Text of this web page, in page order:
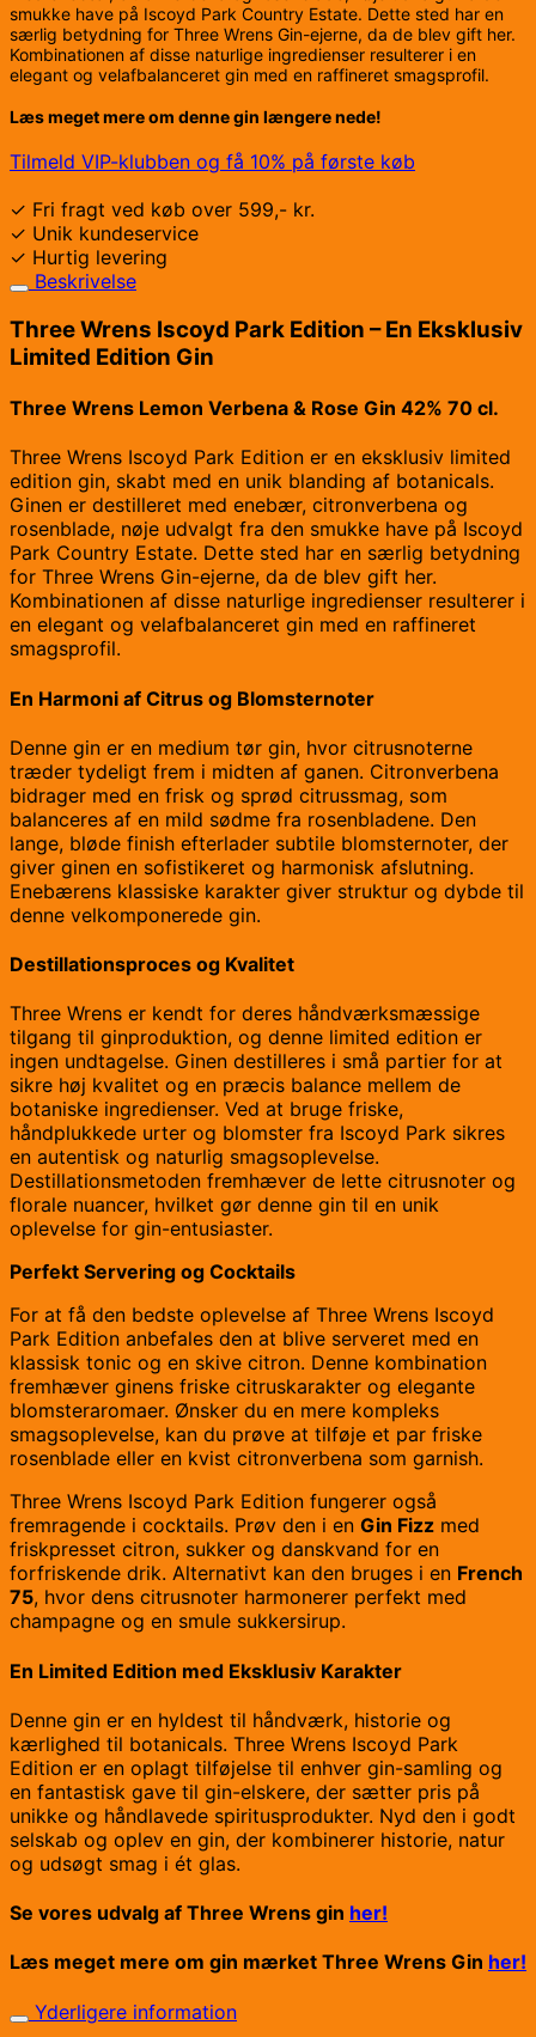
smukke have på Iscoyd Park Country Estate. Dette sted har en
særlig betydning for Three Wrens Gin-ejerne, da de blev gift her.
Kombinationen af disse naturlige ingredienser resulterer i en
elegant og velafbalanceret gin med en raffineret smagsprofil.
Læs meget mere om denne gin længere nede!
Tilmeld VIP-klubben og få 10% på første køb
✓ Fri fragt ved køb over 599,- kr.
✓ Unik kundeservice
✓ Hurtig levering
Beskrivelse
Three Wrens Iscoyd Park Edition – En Eksklusiv
Limited Edition Gin
Three Wrens Lemon Verbena & Rose Gin 42% 70 cl.
Three Wrens Iscoyd Park Edition er en eksklusiv limited
edition gin, skabt med en unik blanding af botanicals.
Ginen er destilleret med enebær, citronverbena og
rosenblade, nøje udvalgt fra den smukke have på Iscoyd
Park Country Estate. Dette sted har en særlig betydning
for Three Wrens Gin-ejerne, da de blev gift her.
Kombinationen af disse naturlige ingredienser resulterer i
en elegant og velafbalanceret gin med en raffineret
smagsprofil.
En Harmoni af Citrus og Blomsternoter
Denne gin er en medium tør gin, hvor citrusnoterne
træder tydeligt frem i midten af ganen. Citronverbena
bidrager med en frisk og sprød citrussmag, som
balanceres af en mild sødme fra rosenbladene. Den
lange, bløde finish efterlader subtile blomsternoter, der
giver ginen en sofistikeret og harmonisk afslutning.
Enebærens klassiske karakter giver struktur og dybde til
denne velkomponerede gin.
Destillationsproces og Kvalitet
Three Wrens er kendt for deres håndværksmæssige
tilgang til ginproduktion, og denne limited edition er
ingen undtagelse. Ginen destilleres i små partier for at
sikre høj kvalitet og en præcis balance mellem de
botaniske ingredienser. Ved at bruge friske,
håndplukkede urter og blomster fra Iscoyd Park sikres
en autentisk og naturlig smagsoplevelse.
Destillationsmetoden fremhæver de lette citrusnoter og
florale nuancer, hvilket gør denne gin til en unik
oplevelse for gin-entusiaster.
Perfekt Servering og Cocktails
For at få den bedste oplevelse af Three Wrens Iscoyd
Park Edition anbefales den at blive serveret med en
klassisk tonic og en skive citron. Denne kombination
fremhæver ginens friske citruskarakter og elegante
blomsteraromaer. Ønsker du en mere kompleks
smagsoplevelse, kan du prøve at tilføje et par friske
rosenblade eller en kvist citronverbena som garnish.
Three Wrens Iscoyd Park Edition fungerer også
fremragende i cocktails. Prøv den i en Gin Fizz med
friskpresset citron, sukker og danskvand for en
forfriskende drik. Alternativt kan den bruges i en French
75, hvor dens citrusnoter harmonerer perfekt med
champagne og en smule sukkersirup.
En Limited Edition med Eksklusiv Karakter
Denne gin er en hyldest til håndværk, historie og
kærlighed til botanicals. Three Wrens Iscoyd Park
Edition er en oplagt tilføjelse til enhver gin-samling og
en fantastisk gave til gin-elskere, der sætter pris på
unikke og håndlavede spiritusprodukter. Nyd den i godt
selskab og oplev en gin, der kombinerer historie, natur
og udsøgt smag i ét glas.
Se vores udvalg af Three Wrens gin her!
Læs meget mere om gin mærket Three Wrens Gin her!
Yderligere information